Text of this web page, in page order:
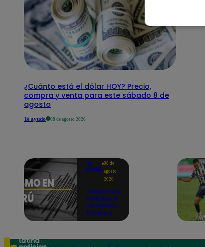
¿Cuánto está el dólar HOY? Precio,
compra y venta para este sábado 8 de
agosto
Te ayudo 08 de agosto 2026
Te
ayudo
08 de
agosto
2026
Temblor en
Perú hoy, 8
de agosto:
horario y
según IGP